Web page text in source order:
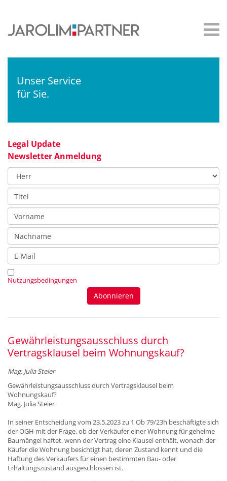
Unser Service
für Sie.
Legal Update
Newsletter Anmeldung
Nutzungsbedingungen
Gewährleistungsausschluss durch
Vertragsklausel beim Wohnungskauf?
Mag. Julia Steier
Gewährleistungsausschluss durch Vertragsklausel beim
Wohnungskauf?
Mag. Julia Steier
In seiner Entscheidung vom 23.5.2023 zu 1 Ob 79/23h beschäftigte sich
der OGH mit der Frage, ob der Verkäufer einer Wohnung für geheime
Baumängel haftet, wenn der Vertrag eine Klausel enthält, wonach der
Käufer die Wohnung besichtigt hat, deren Zustand kennt und die
Haftung des Verkäufers für einen bestimmten Bau- oder
Erhaltungszustand ausgeschlossen ist.